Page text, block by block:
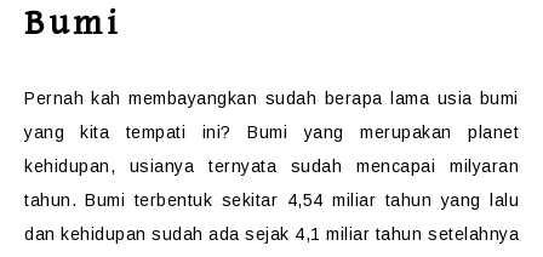
Bumi
Pernah kah membayangkan sudah berapa lama usia bumi
yang kita tempati ini? Bumi yang merupakan planet
kehidupan, usianya ternyata sudah mencapai milyaran
tahun. Bumi terbentuk sekitar 4,54 miliar tahun yang lalu
dan kehidupan sudah ada sejak 4,1 miliar tahun setelahnya